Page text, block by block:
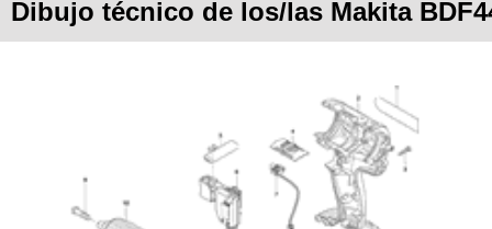
Dibujo técnico de los/las Makita